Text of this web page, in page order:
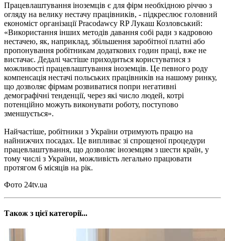
Працевлаштування іноземців є для фірм необхідною річчю з
огляду на велику нестачу працівників, - підкреслює головний
економіст організації Pracodawcy RP Лукаш Козловський:
«Використання інших методів давання собі ради з кадровою
нестачею, як, наприклад, збільшення заробітної платні або
пропонування робітникам додаткових годин праці, вже не
вистачає. Дедалі частіше приходиться користуватися з
можливості працевлаштування іноземців. Це певного роду
компенсація нестачі польських працівників на нашому ринку,
що дозволяє фірмам розвиватися попри негативні
демографічні тенденції, через які число людей, котрі
потенційно можуть виконувати роботу, поступово
зменшується».
Найчастіше, робітники з України отримують працю на
найнижчих посадах. Це випливає зі спрощеної процедури
працевлаштування, що дозволяє іноземцям з шести країн, у
тому числі з України, можливість легально працювати
протягом 6 місяців на рік.
Фото 24tv.ua
Також з цієї категорії...